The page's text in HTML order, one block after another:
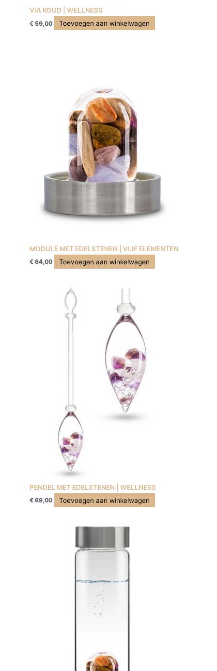
ViA KOUD | WELLNESS
€ 59,00 Toevoegen aan winkelwagen
MODULE MET EDELSTENEN | VIJF ELEMENTEN
€ 64,00 Toevoegen aan winkelwagen
PENDEL MET EDELSTENEN | WELLNESS
€ 69,00 Toevoegen aan winkelwagen